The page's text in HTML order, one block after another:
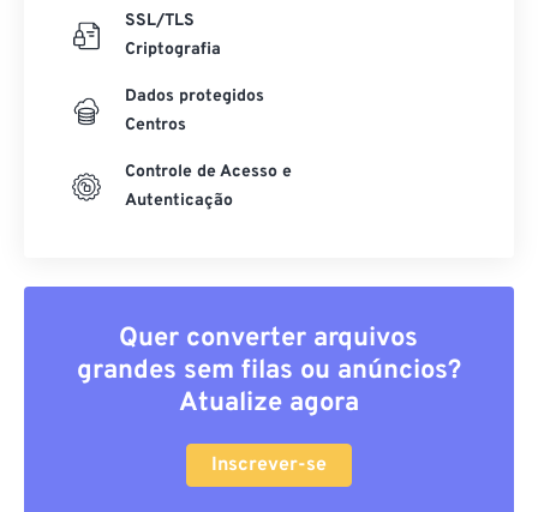
SSL/TLS
Criptografia
Dados protegidos
Centros
Controle de Acesso e
Autenticação
Quer converter arquivos
grandes sem filas ou anúncios?
Atualize agora
Inscrever-se